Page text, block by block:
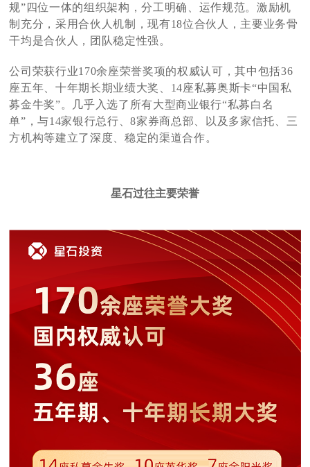
规”四位一体的组织架构，分工明确、运作规范。激励机
制充分，采用合伙人机制，现有18位合伙人，主要业务骨
干均是合伙人，团队稳定性强。
公司荣获行业170余座荣誉奖项的权威认可，其中包括36
座五年、十年期长期业绩大奖、14座私募奥斯卡“中国私
募金牛奖”。几乎入选了所有大型商业银行“私募白名
单”，与14家银行总行、8家券商总部、以及多家信托、三
方机构等建立了深度、稳定的渠道合作。
星石过往主要荣誉